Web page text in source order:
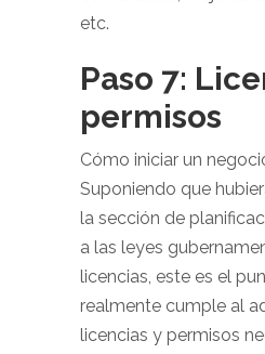
etc.
Paso 7:
permisos
Cómo iniciar un
Suponiendo que
la sección de
a las leyes
licencias, este es el
realmente cumple al
licencias y permisos